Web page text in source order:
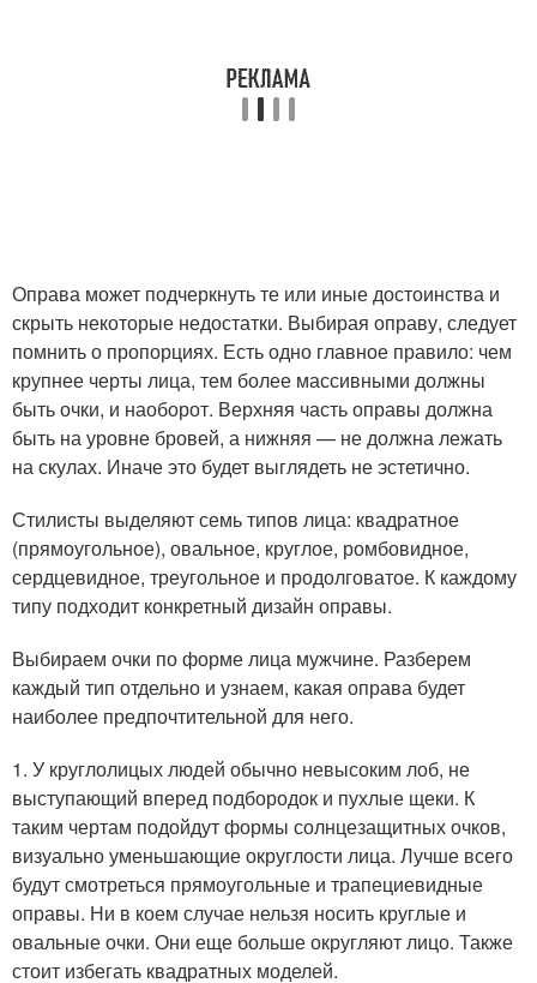
Оправа может подчеркнуть те или иные достоинства и
скрыть некоторые недостатки. Выбирая оправу, следует
помнить о пропорциях. Есть одно главное правило: чем
крупнее черты лица, тем более массивными должны
быть очки, и наоборот. Верхняя часть оправы должна
быть на уровне бровей, а нижняя — не должна лежать
на скулах. Иначе это будет выглядеть не эстетично.
Стилисты выделяют семь типов лица: квадратное
(прямоугольное), овальное, круглое, ромбовидное,
сердцевидное, треугольное и продолговатое. К каждому
типу подходит конкретный дизайн оправы.
Выбираем очки по форме лица мужчине. Разберем
каждый тип отдельно и узнаем, какая оправа будет
наиболее предпочтительной для него.
1. У круглолицых людей обычно невысоким лоб, не
выступающий вперед подбородок и пухлые щеки. К
таким чертам подойдут формы солнцезащитных очков,
визуально уменьшающие округлости лица. Лучше всего
будут смотреться прямоугольные и трапециевидные
оправы. Ни в коем случае нельзя носить круглые и
овальные очки. Они еще больше округляют лицо. Также
стоит избегать квадратных моделей.